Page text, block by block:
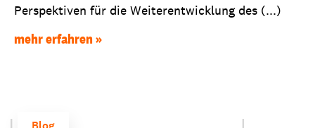
Perspektiven für die Weiterentwicklung des (...)
mehr erfahren